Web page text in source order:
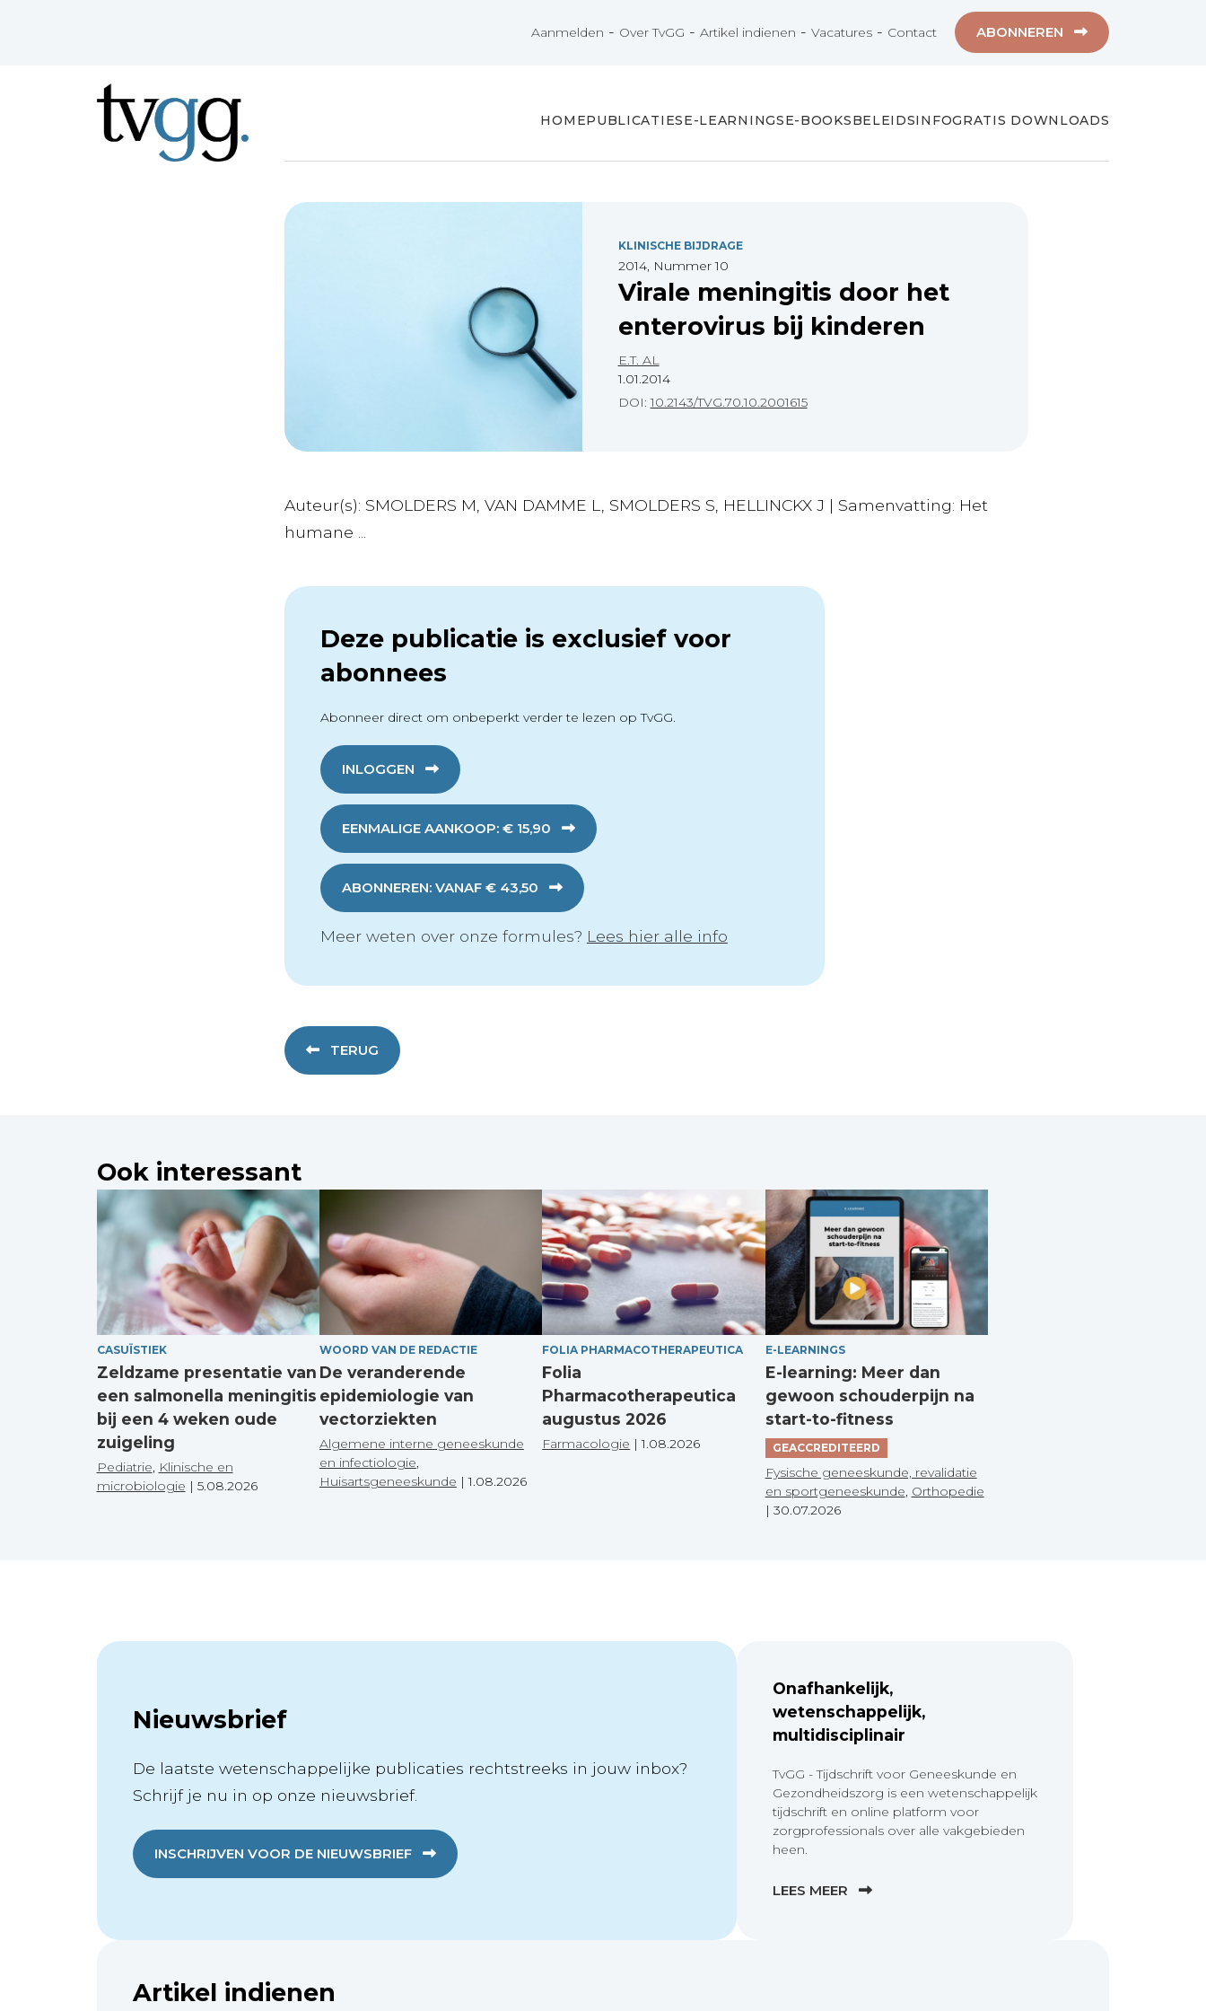
Aanmelden - Over TvGG -Artikel indienen -Vacatures - Contact ABONNEREN
HOMEPUBLICATIESE-LEARNINGSE-BOOKSBELEIDSINFOGRATIS DOWNLOADS
KLINISCHE BIJDRAGE
2014, Nummer 10
Virale meningitis door het
enterovirus bij kinderen
E.T. AL
1.01.2014
DOI:10.2143/TVG.70.10.2001615
Auteur(s): SMOLDERS M, VAN DAMME L, SMOLDERS S, HELLINCKX J | Samenvatting: Het
humane ...
Deze publicatie is exclusief voor
abonnees
Abonneer direct om onbeperkt verder te lezen op TvGG.
INLOGGEN
EENMALIGE AANKOOP: € 15,90
ABONNEREN: VANAF € 43,50
Meer weten over onze formules? Lees hier alle info
TERUG
Ook interessant
CASUÏSTIEK
Zeldzame presentatie van
een salmonella meningitis
bij een 4 weken oude
zuigeling
Pediatrie Klinische en
microbiologie | 5.08.2026
WOORD VAN DE REDACTIE
De veranderende
epidemiologie van
vectorziekten
Algemene interne geneeskunde
en infectiologie
Huisartsgeneeskunde |1.08.2026
FOLIA PHARMACOTHERAPEUTICA
Folia
Pharmacotherapeutica
augustus 2026
Farmacologie |1.08.2026
E-LEARNINGS
E-learning: Meer dan
gewoon schouderpijn na
start-to-fitness
GEACCREDITEERD
Fysische geneeskunde, revalidatie
en sportgeneeskunde Orthopedie
| 30.07.2026
Nieuwsbrief
De laatste wetenschappelijke publicaties rechtstreeks in jouw inbox?
Schrijf je nu in op onze nieuwsbrief.
INSCHRIJVEN VOOR DE NIEUWSBRIEF
Onafhankelijk,
wetenschappelijk,
multidisciplinair
TvGG - Tijdschrift voor Geneeskunde en
Gezondheidszorg is een wetenschappelijk
tijdschrift en online platform voor
zorgprofessionals over alle vakgebieden
heen.
LEES MEER
Artikel indienen